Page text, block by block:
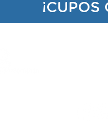
¡CUPOS